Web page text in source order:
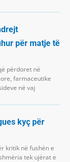
për matje të
përdoret në
farmaceutike
në vaj
kyç për
kritik në fushën e
tek ujërat e